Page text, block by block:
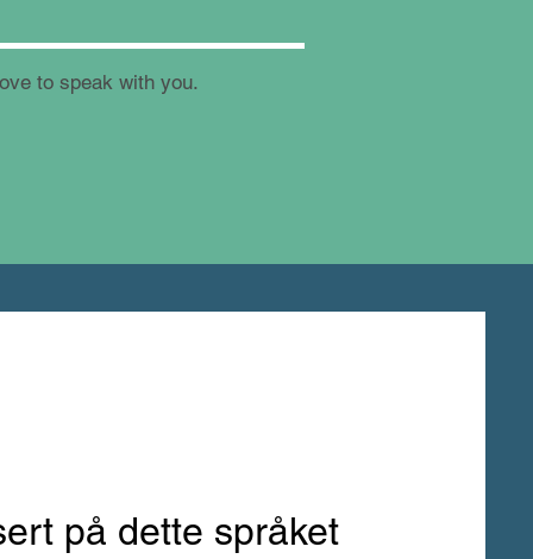
to speak with you.
på dette språket